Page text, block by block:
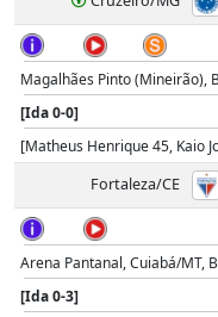
Magalhães Pinto (Mineirão),
[Ida 0-0]
[Matheus Henrique 45, Kaio
Fortaleza/CE
Arena Pantanal, Cuiabá/MT,
[Ida 0-3]